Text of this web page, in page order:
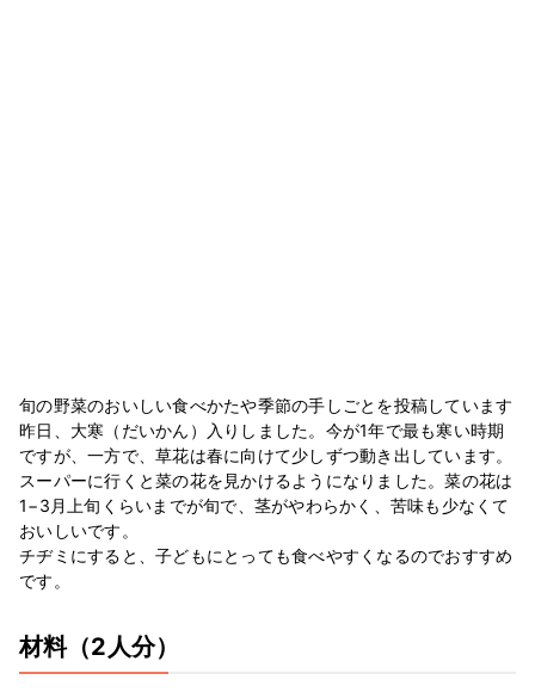
旬の野菜のおいしい食べかたや季節の手しごとを投稿しています
昨日、大寒（だいかん）入りしました。今が1年で最も寒い時期
ですが、一方で、草花は春に向けて少しずつ動き出しています。
スーパーに行くと菜の花を見かけるようになりました。菜の花は
1−3月上旬くらいまでが旬で、茎がやわらかく、苦味も少なくて
おいしいです。
チヂミにすると、子どもにとっても食べやすくなるのでおすすめ
です。
材料（2人分）